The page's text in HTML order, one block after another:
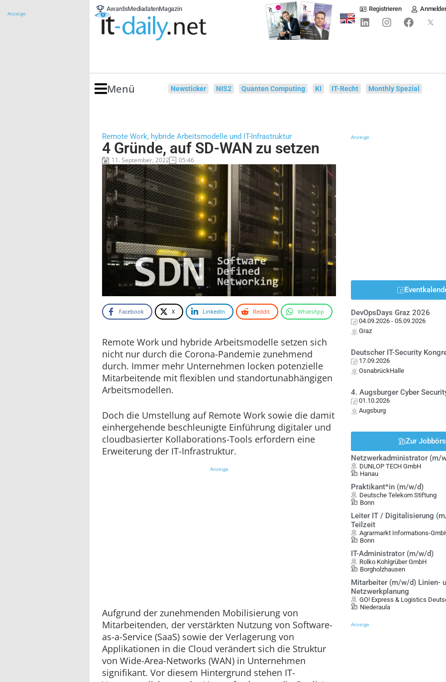
Anzeige
AwardsMediadatenMagazin Registrieren
Menü Newsticker NIS2 Quanten Computing KI IT-Recht Monthly Spezial
Remote Work, hybride Arbeitsmodelle und IT-Infrastruktur
4 Gründe, auf SD-WAN zu setzen
11. September, 2022 05:46
Facebook X LinkedIn Reddit WhatsApp
Remote Work und hybride Arbeitsmodelle setzen sich
nicht nur durch die Corona-Pandemie zunehmend
durch. Immer mehr Unternehmen locken potenzielle
Mitarbeitende mit flexiblen und standortunabhängigen
Arbeitsmodellen.
Doch die Umstellung auf Remote Work sowie die damit
einhergehende beschleunigte Einführung digitaler und
cloudbasierter Kollaborations-Tools erfordern eine
Erweiterung der IT-Infrastruktur.
Anzeige
Aufgrund der zunehmenden Mobilisierung von
Mitarbeitenden, der verstärkten Nutzung von Software-
as-a-Service (SaaS) sowie der Verlagerung von
Applikationen in die Cloud verändert sich die Struktur
von Wide-Area-Networks (WAN) in Unternehmen
signifikant. Vor diesem Hintergrund stehen IT-
Anzeige
DevOpsDays Graz 2026
04.09.2026 - 05.09.2026
Graz
Deutscher IT-Security
17.09.2026
OsnabrückHalle
4. Augsburger Cyber
01.10.2026
Augsburg
Zur
Netzwerkadministrator (m/
DUNLOP TECH GmbH
Hanau
Praktikant*in (m/w/d)
Deutsche Telekom Stiftung
Bonn
Leiter IT / Digitalisierung
Teilzeit
Agrarmarkt Informations-
Bonn
IT-Administrator (m/w/d)
Rolko Kohlgrüber GmbH
Borgholzhausen
Mitarbeiter (m/w/d) Linien-
Netzwerkplanung
GO! Express & Logistics
Niederaula
Anzeige